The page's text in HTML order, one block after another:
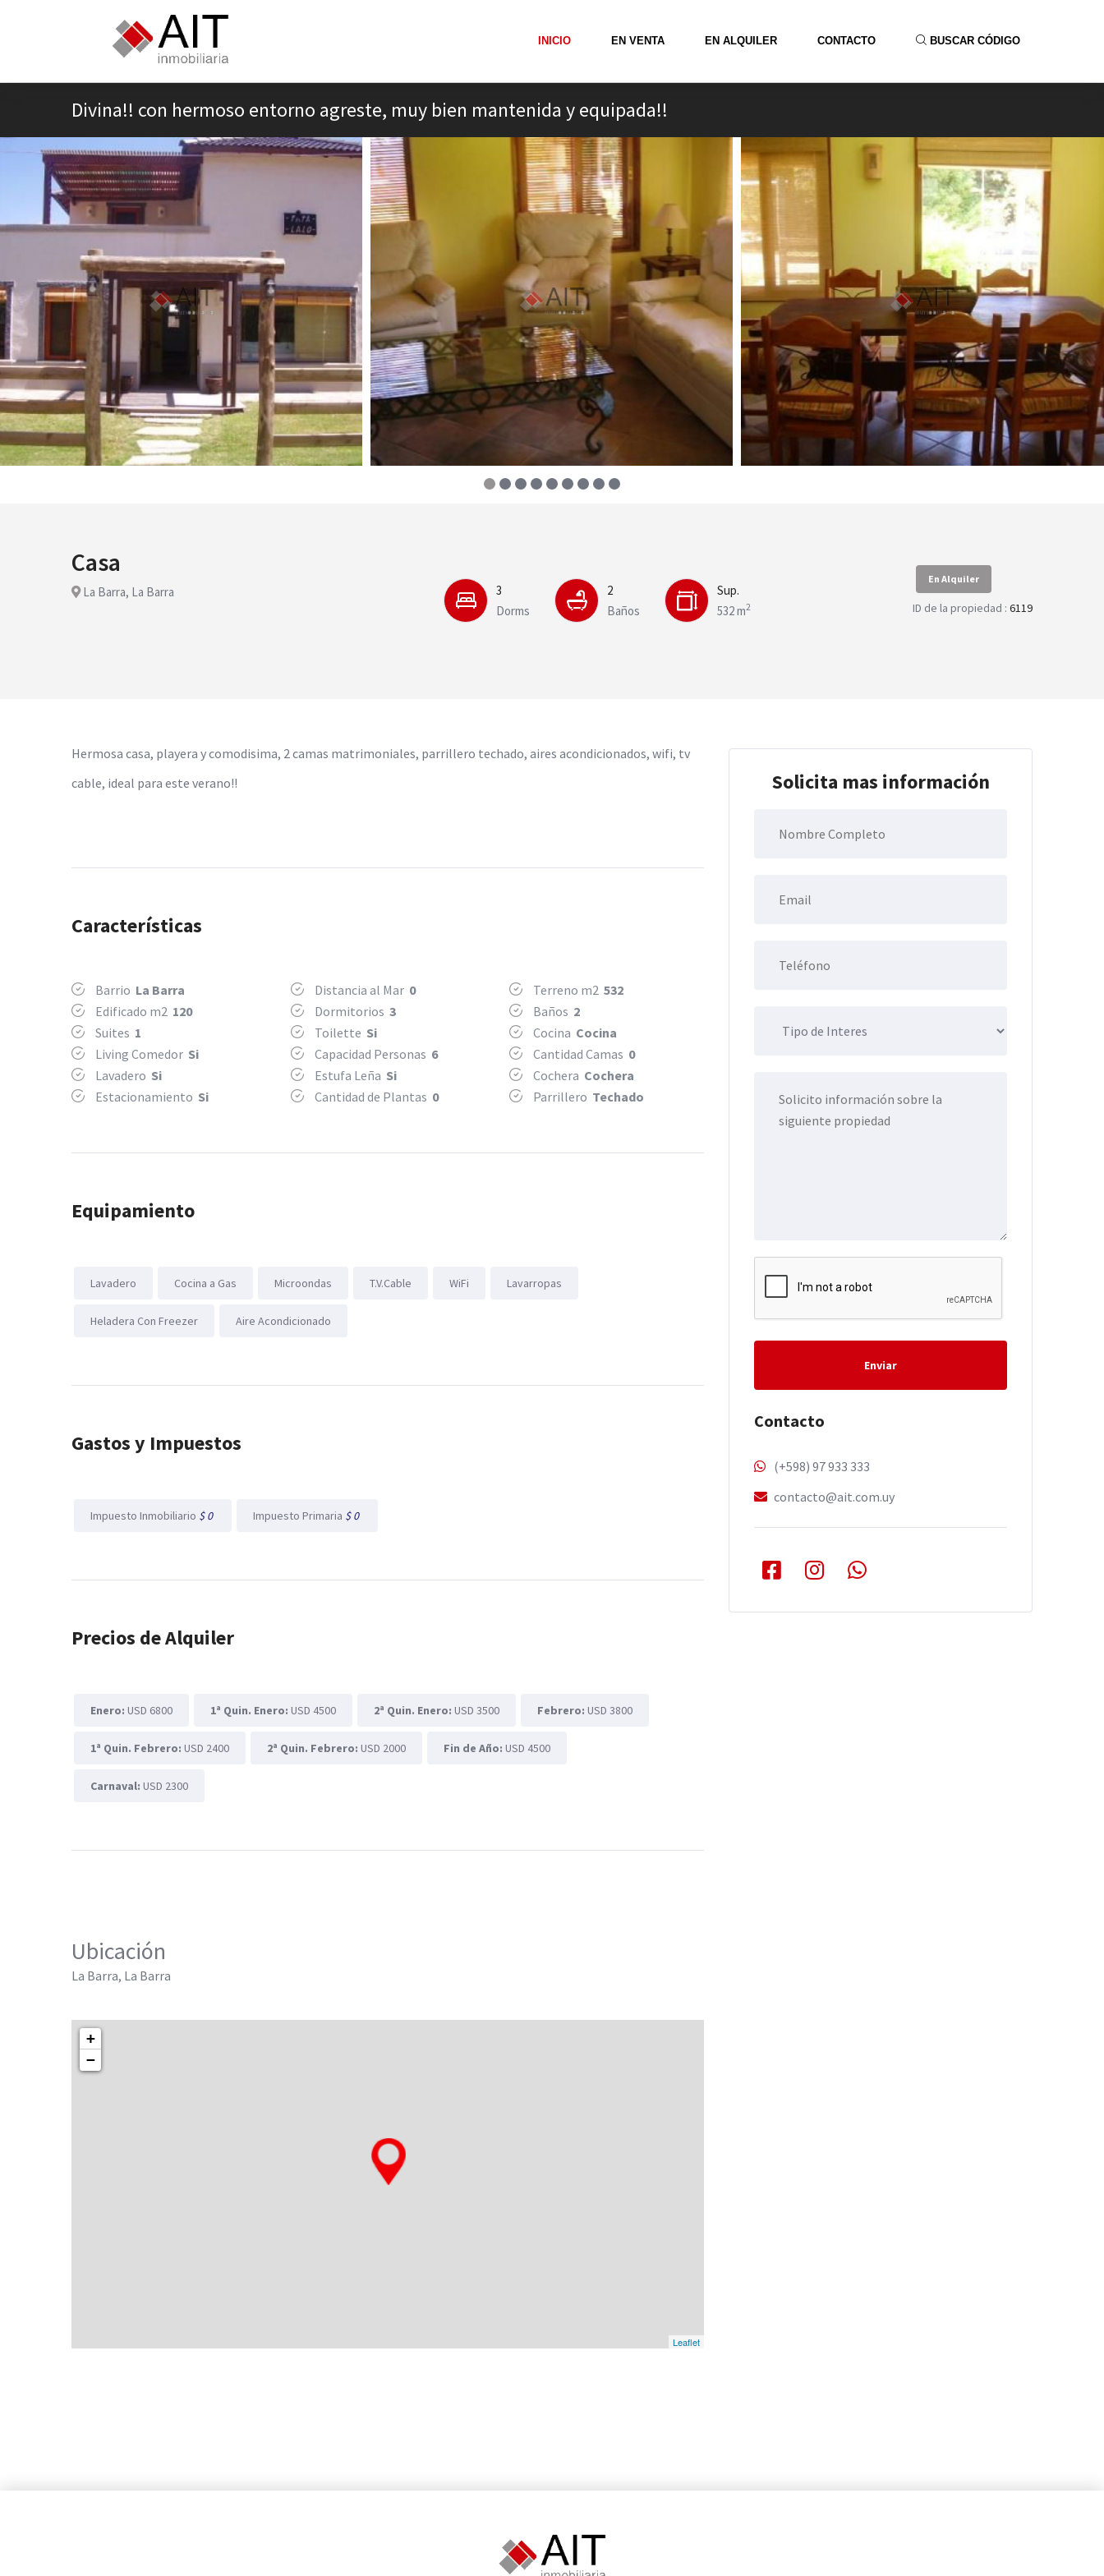
INICIO EN VENTA EN ALQUILER CONTACTO BUSCAR CÓDIGO
Divina!! con hermoso entorno agreste, muy bien mantenida y equipada!!
Casa
La Barra, La Barra
3
Dorms
2
Baños
Sup.
532 m2
En Alquiler
ID de la propiedad : 6119
Hermosa casa, playera y comodisima, 2 camas matrimoniales, parrillero techado, aires acondicionados, wifi, tv
cable, ideal para este verano!!
Características
Barrio La Barra Distancia al Mar 0 Terreno m2532
Edificado m2 120 Dormitorios 3 Baños 2
Suites 1 Toilette Si Cocina Cocina
Living Comedor Si Capacidad Personas 6 Cantidad Camas 0
Lavadero Si Estufa Leña Si Cochera Cochera
Estacionamiento Si Cantidad de Plantas 0 Parrillero Techado
Equipamiento
Lavadero Cocina a Gas Microondas T.V.Cable WiFi Lavarropas
Heladera Con Freezer Aire Acondicionado
Gastos y Impuestos
Impuesto Inmobiliario $ 0 Impuesto Primaria $ 0
Precios de Alquiler
Enero: USD 6800 1ª Quin. Enero: USD 4500 2ª Quin. Enero: USD 3500 Febrero: USD 3800
1ª Quin. Febrero: USD 2400 2ª Quin. Febrero: USD 2000 Fin de Año: USD 4500
Carnaval: USD 2300
Ubicación
La Barra, La Barra
+
−
Leaflet
Solicita mas información
Enviar
Contacto
(+598) 97 933 333
contacto@ait.com.uy